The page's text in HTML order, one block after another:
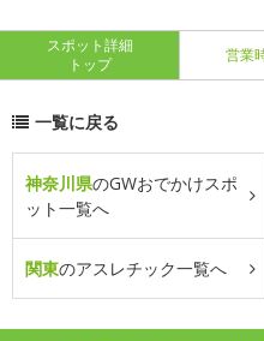
スポット詳細
トップ
営業
一覧に戻る
神奈川県のGWおでかけスポ
ット一覧へ
関東のアスレチック一覧へ